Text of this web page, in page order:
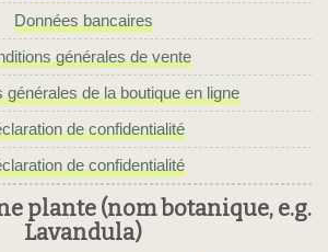
Données bancaires
générales de vente
générales de la boutique en ligne
de confidentialité
de confidentialité
plante (nom botanique, e.g.
Lavandula)